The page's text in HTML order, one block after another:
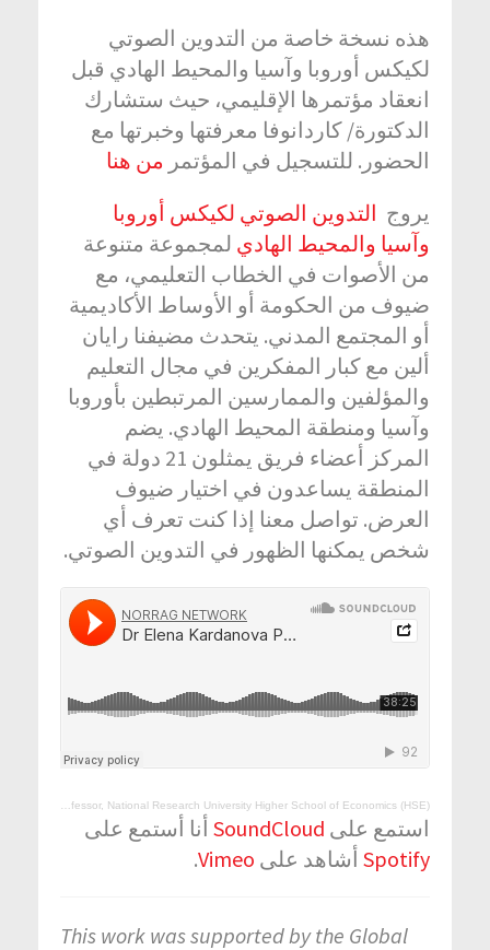
هذه نسخة خاصة من التدوين الصوتي
لكيكس أوروبا وآسيا والمحيط الهادي قبل
انعقاد مؤتمرها الإقليمي، حيث ستشارك
الدكتورة/ كاردانوفا معرفتها وخبرتها مع
الحضور. للتسجيل في المؤتمر من هنا
يروج التدوين الصوتي لكيكس أوروبا
وآسيا والمحيط الهادي لمجموعة متنوعة
من الأصوات في الخطاب التعليمي، مع
ضيوف من الحكومة أو الأوساط الأكاديمية
أو المجتمع المدني. يتحدث مضيفنا رايان
ألين مع كبار المفكرين في مجال التعليم
والمؤلفين والممارسين المرتبطين بأوروبا
وآسيا ومنطقة المحيط الهادي. يضم
المركز أعضاء فريق يمثلون 21 دولة في
المنطقة يساعدون في اختيار ضيوف
العرض. تواصل معنا إذا كنت تعرف أي
شخص يمكنها الظهور في التدوين الصوتي.
Dr Elena Kardanova Professor, National Research University Higher School of Economics (HSE)
استمع على SoundCloud أنا أستمع على
Spotify أشاهد على Vimeo
.
This work was supported by the Global